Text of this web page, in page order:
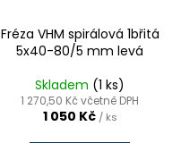
Fréza VHM spirálová 1břitá
5x40-80/5 mm levá
Skladem (1 ks)
1 270,50 Kč včetně DPH
1 050 Kč / ks